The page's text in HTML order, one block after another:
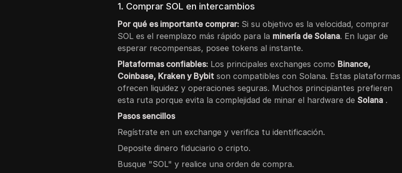
1. Comprar SOL en intercambios
Por qué es importante comprar: Si su objetivo es la velocidad, comprar
SOL es el reemplazo más rápido para la minería de Solana. En lugar de
esperar recompensas, posee tokens al instante.
Plataformas confiables: Los principales exchanges como Binance,
Coinbase, Kraken y Bybit son compatibles con Solana. Estas plataformas
ofrecen liquidez y operaciones seguras. Muchos principiantes prefieren
esta ruta porque evita la complejidad de minar el hardware deSolana .
Pasos sencillos
Regístrate en un exchange y verifica tu identificación.
Deposite dinero fiduciario o cripto.
Busque "SOL" y realice una orden de compra.